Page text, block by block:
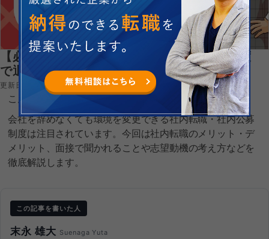
【必見】社内転職の成功法を伝授！公募制度
で退職するよりも安心！
更新日：2023.05.23
こんにちは！すべらない転職の末永です。
会社を辞めなくても環境を変更できる社内転職・社内公募
制度は注目されています。今回は社内転職のメリット・デ
メリット、面接で聞かれることや志望動機の考え方などを
徹底解説します。
この記事を書いた人
末永 雄大 Suenaga Yuta